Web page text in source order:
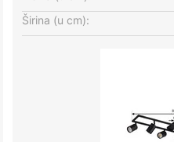
Širina (u cm):